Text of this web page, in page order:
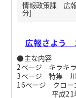
情報政策課 広
分]
広報さよう
●主な内容
2ページ キラキ
3ページ 特集 川
16ページ クロー
平成21年台